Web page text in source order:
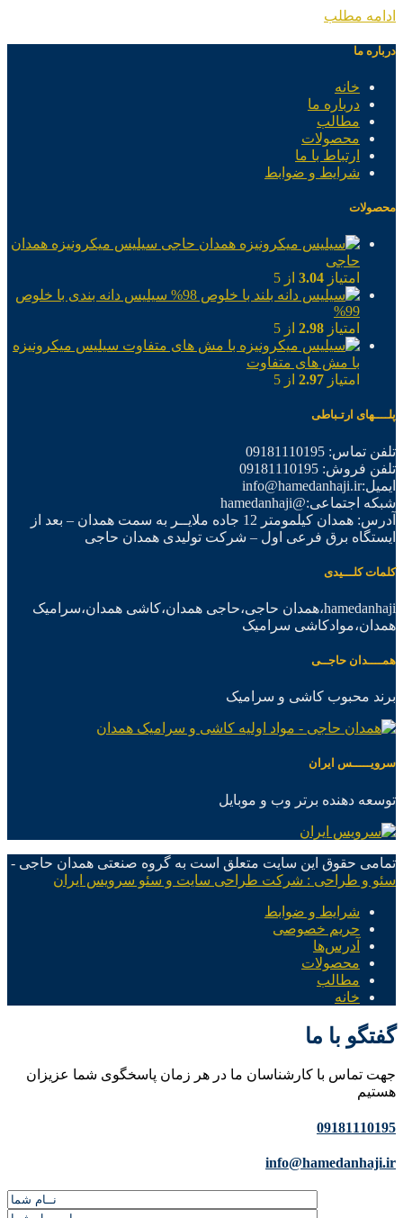
ادامه مطلب
درباره ما
خانه
درباره ما
مطالب
محصولات
ارتباط با ما
شرایط و ضوابط
محصولات
سیلیس میکرونیزه همدان
حاجی
امتیاز 3.04 از 5
سیلیس دانه بندی با خلوص
99%
امتیاز 2.98 از 5
سیلیس میکرونیزه
با مش های متفاوت
امتیاز 2.97 از 5
پلــــهای ارتـباطی
تلفن تماس: 09181110195
تلفن فروش: 09181110195
ایمیل:info@hamedanhaji.ir
شبکه اجتماعی:@hamedanhaji
آدرس: همدان کیلمومتر 12 جاده ملایــر به سمت همدان – بعد از
ایستگاه برق فرعی اول – شرکت تولیدی همدان حاجی
کلمات کلـــیدی
hamedanhaji،همدان حاجی،حاجی همدان،کاشی همدان،سرامیک
همدان،موادکاشی سرامیک
همــــدان حاجــی
برند محبوب کاشی و سرامیک
سرویـــــس ایران
توسعه دهنده برتر وب و موبایل
تمامی حقوق این سایت متعلق است به گروه صنعتی همدان حاجی -
سئو و طراحی : شرکت طراحی سایت و سئو سرویس ایران
شرایط و ضوابط
حریم خصوصی
آدرس‌ها
محصولات
مطالب
خانه
گفتگو با ما
جهت تماس با کارشناسان ما در هر زمان پاسخگوی شما عزیزان
هستیم
09181110195
info@hamedanhaji.ir